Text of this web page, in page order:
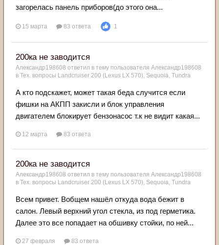
загорелась панель приборов(до этого она...
15 марта 83 ответа 1
200ка не заводится
Александр198608 ответил в тему пользователя Александр198608
в Тех. вопросы Landcruiser 200 (Lexus LX 570), Sequoia, Tundra
А кто подскажет, может такая беда случится если
фишки на АКПП закисли и блок управления
двигателем блокирует бензонасос т.к не видит какая...
12 марта 83 ответа
200ка не заводится
Александр198608 ответил в тему пользователя Александр198608
в Тех. вопросы Landcruiser 200 (Lexus LX 570), Sequoia, Tundra
Всем привет. Вобщем нашёл откуда вода бежит в
салон. Левый верхний угол стекла, из под герметика.
Далее это все попадает на обшивку стойки, по ней...
27 февраля 83 ответа